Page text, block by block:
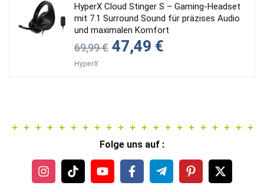
HyperX Cloud Stinger S – Gaming-Headset
mit 7.1 Surround Sound für präzises Audio
und maximalen Komfort
69,99€ Ursprünglicher
Preis
47,49 €
HyperX
Folge uns auf :